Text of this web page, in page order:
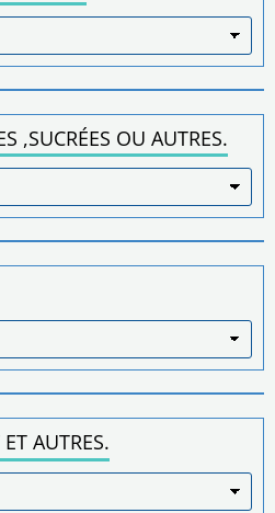
,SUCRÉES OU AUTRES.
AUTRES.